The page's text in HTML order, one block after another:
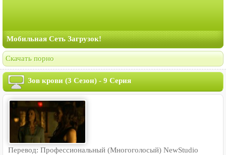
Мобильная Сеть Загрузок!
Скачать порно
Зов крови (3 Сезон) - 9 Серия
Перевод: Профессиональный (Многоголосый) NewStudio